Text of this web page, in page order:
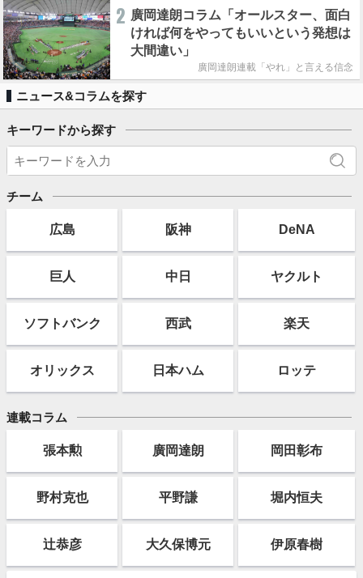
2 廣岡達朗コラム「オールスター、面白
ければ何をやってもいいという発想は
大間違い」
廣岡達朗連載「やれ」と言える信念
ニュース&コラムを探す
キーワードから探す
チーム
広島 阪神 DeNA
巨人 中日 ヤクルト
ソフトバンク 西武 楽天
オリックス 日本ハム ロッテ
連載コラム
張本勲 廣岡達朗 岡田彰布
野村克也 平野謙 堀内恒夫
辻恭彦 大久保博元 伊原春樹